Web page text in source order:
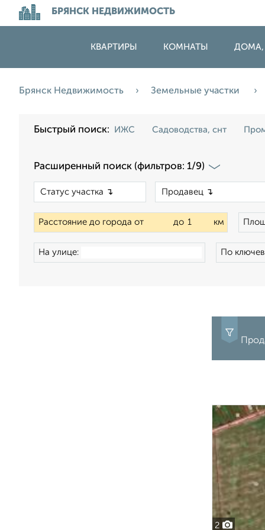
БРЯНСК НЕДВИЖИМОСТЬ
КВАРТИРЫ КОМНАТЫ ДОМА,
Брянск Недвижимость Земельные участки
Быстрый поиск: ИЖС Садоводства, снт
Расширенный поиск (фильтров: 1/9)
Расстояние до города от до км
На улице: По
2